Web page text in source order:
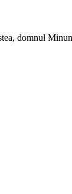
domnul